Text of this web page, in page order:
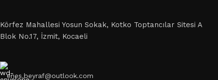
Körfez Mahallesi Yosun Sokak, Kotko Toptancılar Sitesi A
Blok No.17, İzmit, Kocaeli
enes.beyraf@outlook.com